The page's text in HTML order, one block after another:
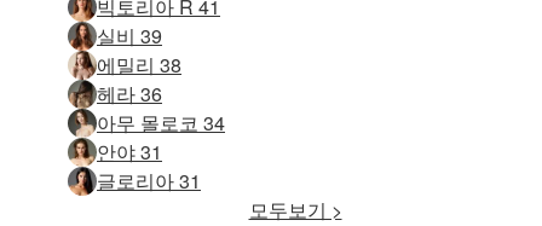
빅토리아 R 41
실비 39
에밀리 38
헤라 36
아무 몰로코 34
안야 31
글로리아 31
모두보기 >